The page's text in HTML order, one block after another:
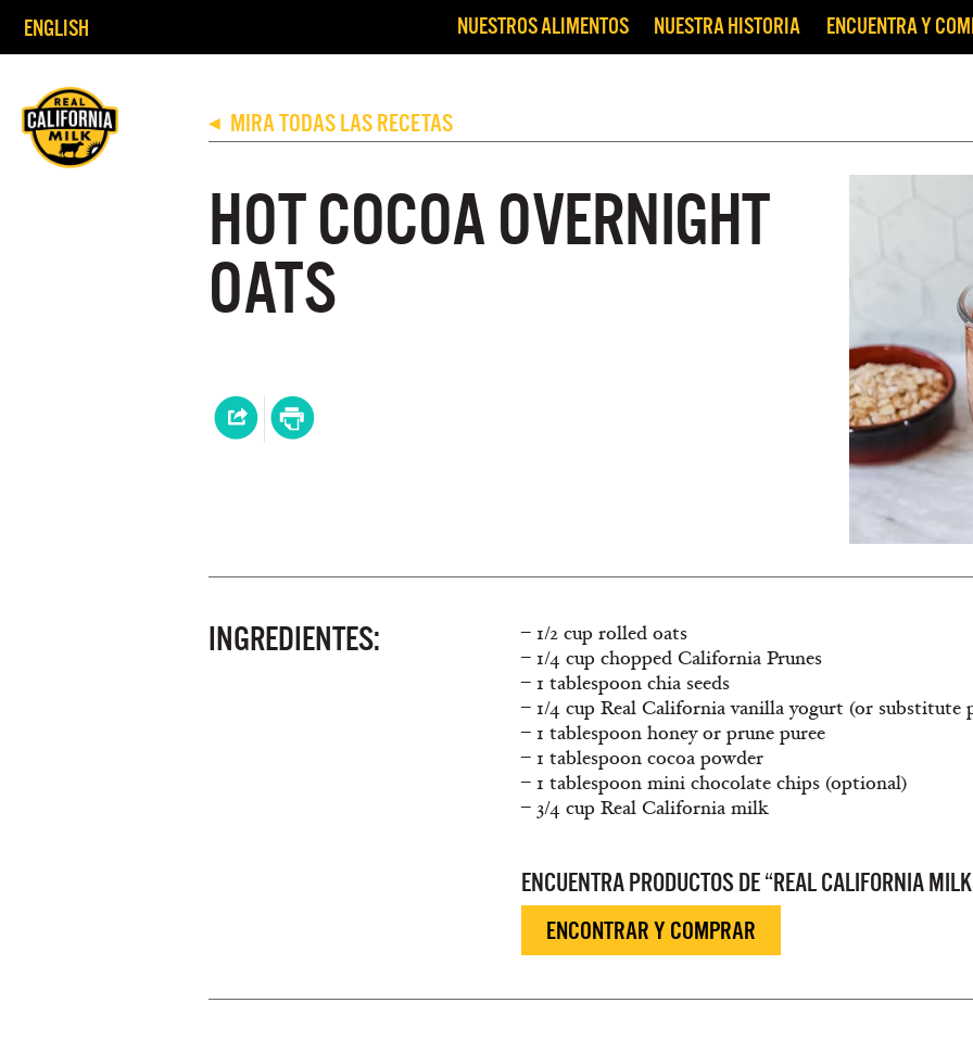
ENGLISH NUESTROS ALIMENTOS NUESTRA HISTORIA ENCUENTRA Y
◀ MIRA TODAS LAS RECETAS
HOT COCOA OVERNIGHT
OATS
INGREDIENTES:
– 1/2 cup rolled oats
– 1/4 cup chopped California Prunes
– 1 tablespoon chia seeds
– 1/4 cup Real California vanilla yogurt (or substitute
– 1 tablespoon honey or prune puree
– 1 tablespoon cocoa powder
– 1 tablespoon mini chocolate chips (optional)
– 3/4 cup Real California milk
ENCUENTRA PRODUCTOS DE “REAL CALIFORNIA
ENCONTRAR Y COMPRAR